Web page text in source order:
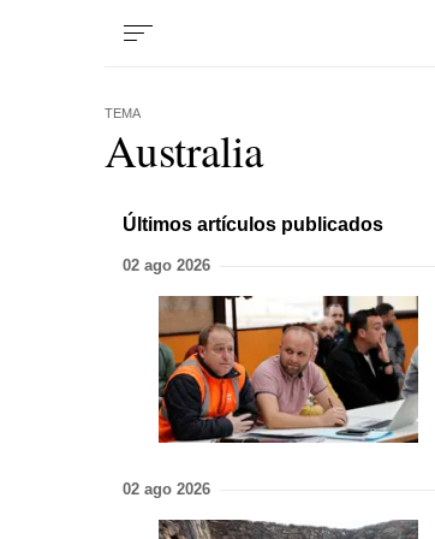
TEMA
Australia
Últimos artículos publicados
02 ago 2026
02 ago 2026